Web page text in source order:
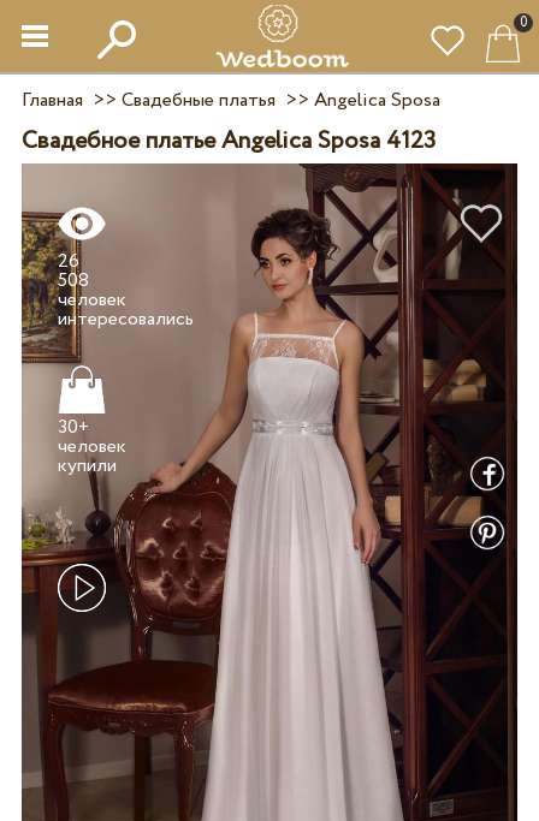
0
Главная >> Свадебные платья >> Angelica Sposa
Свадебное платье Angelica Sposa 4123
26
508
человек
30+
человек